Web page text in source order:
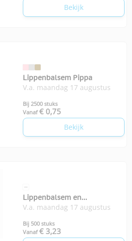
Bekijk
Lippenbalsem Pippa
V.a. maandag 17 augustus
Bij 2500 stuks
Vanaf € 0,75
Bekijk
Lippenbalsem en
zonnebrandstick SPF Yohan
V.a. maandag 17 augustus
Bij 500 stuks
Vanaf € 3,23